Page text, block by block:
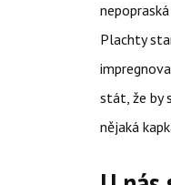
Plachty
stát, že by
nějaká